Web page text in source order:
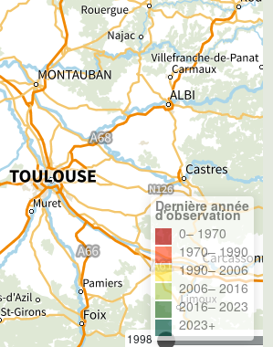
1998
Dernière année
d'observation
0– 1970
1970– 1990
1990– 2006
2006– 2016
2016– 2023
2023+